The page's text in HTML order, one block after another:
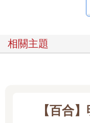
相關主題
【百合